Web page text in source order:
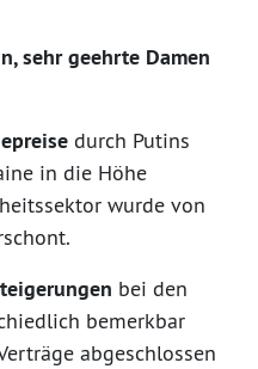
sehr geehrte Damen
durch Putins
in die Höhe
wurde von
bei den
bemerkbar
abgeschlossen